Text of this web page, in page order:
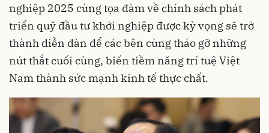
nghiệp 2025 cùng tọa đàm về chính sách phát
triển quỹ đầu tư khởi nghiệp được kỳ vọng sẽ trở
thành diễn đàn để các bên cùng tháo gỡ những
nút thắt cuối cùng, biến tiềm năng trí tuệ Việt
Nam thành sức mạnh kinh tế thực chất.